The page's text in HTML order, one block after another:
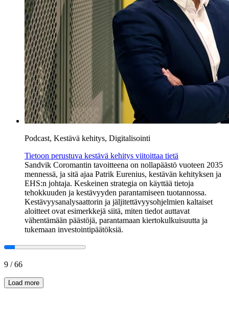
Podcast, Kestävä kehitys, Digitalisointi
Tietoon perustuva kestävä kehitys viitoittaa tietä
Sandvik Coromantin tavoitteena on nollapäästö vuoteen 2035
mennessä, ja sitä ajaa Patrik Eurenius, kestävän kehityksen ja
EHS:n johtaja. Keskeinen strategia on käyttää tietoja
tehokkuuden ja kestävyyden parantamiseen tuotannossa.
Kestävyysanalysaattorin ja jäljitettävyysohjelmien kaltaiset
aloitteet ovat esimerkkejä siitä, miten tiedot auttavat
vähentämään päästöjä, parantamaan kiertokulkuisuutta ja
tukemaan investointipäätöksiä.
9 /66
Load more